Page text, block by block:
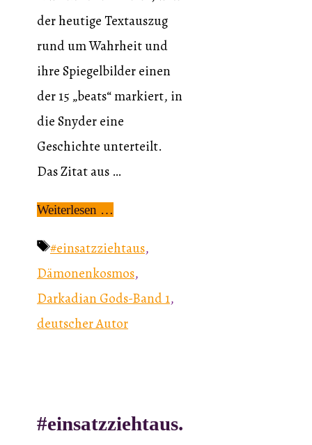
der heutige Textauszug
rund um Wahrheit und
ihre Spiegelbilder einen
der 15 „beats“ markiert, in
die Snyder eine
Geschichte unterteilt.
Das Zitat aus …
Weiterlesen …
Schlagwörter
#einsatzziehtaus,
Dämonenkosmos,
Darkadian Gods-Band 1,
deutscher Autor
#einsatzziehtaus.